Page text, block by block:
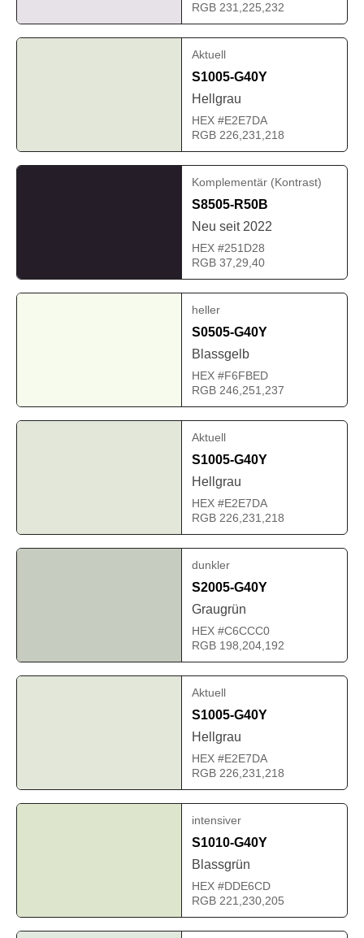
RGB 231,225,232
Aktuell
S1005-G40Y
Hellgrau
HEX #E2E7DA
RGB 226,231,218
Komplementär (Kontrast)
S8505-R50B
Neu seit 2022
HEX #251D28
RGB 37,29,40
heller
S0505-G40Y
Blassgelb
HEX #F6FBED
RGB 246,251,237
Aktuell
S1005-G40Y
Hellgrau
HEX #E2E7DA
RGB 226,231,218
dunkler
S2005-G40Y
Graugrün
HEX #C6CCC0
RGB 198,204,192
Aktuell
S1005-G40Y
Hellgrau
HEX #E2E7DA
RGB 226,231,218
intensiver
S1010-G40Y
Blassgrün
HEX #DDE6CD
RGB 221,230,205